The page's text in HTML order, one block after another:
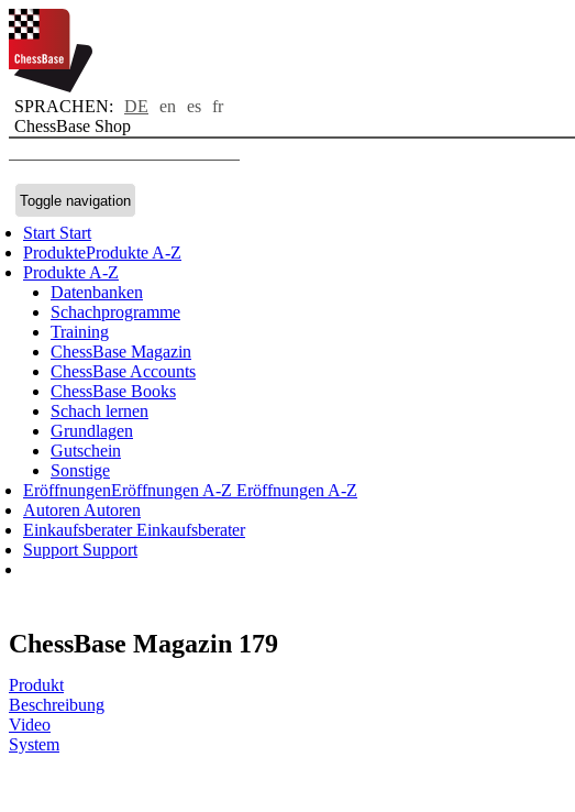
SPRACHEN: DE en es fr
ChessBase Shop
Toggle navigation
Start Start
ProdukteProdukte A-Z
Produkte A-Z
Datenbanken
Schachprogramme
Training
ChessBase Magazin
ChessBase Accounts
ChessBase Books
Schach lernen
Grundlagen
Gutschein
Sonstige
EröffnungenEröffnungen A-Z Eröffnungen A-Z
Autoren Autoren
EinkaufsberaterEinkaufsberater
Support Support
ChessBase Magazin 179
Produkt
Beschreibung
Video
System